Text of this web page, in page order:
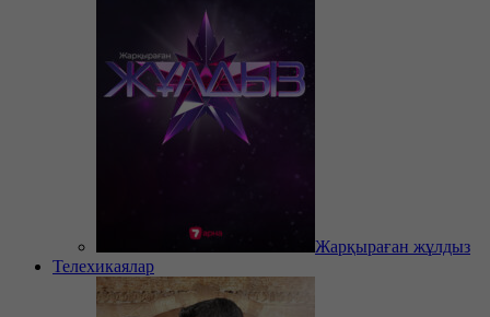
Жарқыраған жұлдыз
Телехикаялар